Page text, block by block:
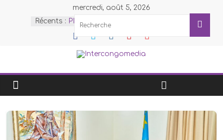
mercredi, août 5, 2026
Récents : PDL-145T: Des nouvelles
infrastructures construites en
pleine forêt dans la Mongala
remises aux bénéficiaires
adoptent 75 actions concrètes
pour la gouvernance coutumière
Congo
MC BENGI-JUBILE DE
DIAMANT : Le Logo du Jubilé